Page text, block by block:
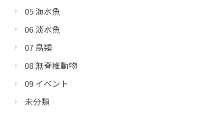
05 海水魚
06 淡水魚
07 鳥類
08 無脊椎動物
09 イベント
未分類